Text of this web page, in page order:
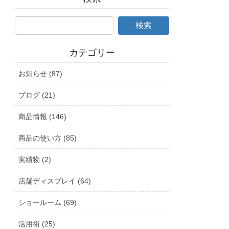
カテゴリー
お知らせ (87)
ブログ (21)
商品情報 (146)
商品の使い方 (85)
実績物 (2)
店舗ディスプレイ (64)
ショールーム (69)
活用術 (25)